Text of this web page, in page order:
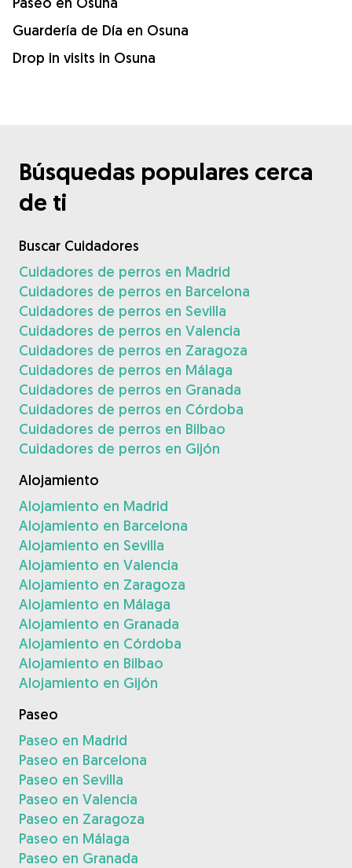
Guardería de Día en Osuna
Drop in visits in Osuna
Búsquedas populares cerca
de ti
Buscar Cuidadores
Cuidadores de perros en Madrid
Cuidadores de perros en Barcelona
Cuidadores de perros en Sevilla
Cuidadores de perros en Valencia
Cuidadores de perros en Zaragoza
Cuidadores de perros en Málaga
Cuidadores de perros en Granada
Cuidadores de perros en Córdoba
Cuidadores de perros en Bilbao
Cuidadores de perros en Gijón
Alojamiento
Alojamiento en Madrid
Alojamiento en Barcelona
Alojamiento en Sevilla
Alojamiento en Valencia
Alojamiento en Zaragoza
Alojamiento en Málaga
Alojamiento en Granada
Alojamiento en Córdoba
Alojamiento en Bilbao
Alojamiento en Gijón
Paseo
Paseo en Madrid
Paseo en Barcelona
Paseo en Sevilla
Paseo en Valencia
Paseo en Zaragoza
Paseo en Málaga
Paseo en Granada